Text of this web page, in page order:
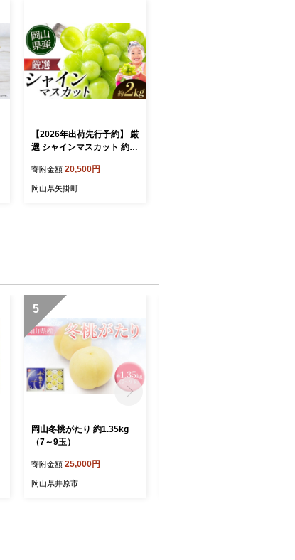
【2026年出荷先行予約】 厳
選 シャインマスカット 約2k
旬頃に出荷予定》 ぶどう 種
なし ぶどう 岡山 ぶどう 先
寄附金額 20,500円
岡山県矢掛町
5
岡山冬桃がたり 約1.35kg
（7～9玉）
寄附金額 25,000円
岡山県井原市